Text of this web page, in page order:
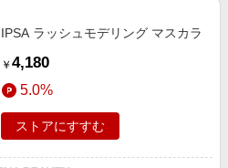
IPSA ラッシュモデリング マスカラ
￥ 4,180
5.0%
ストアにすすむ